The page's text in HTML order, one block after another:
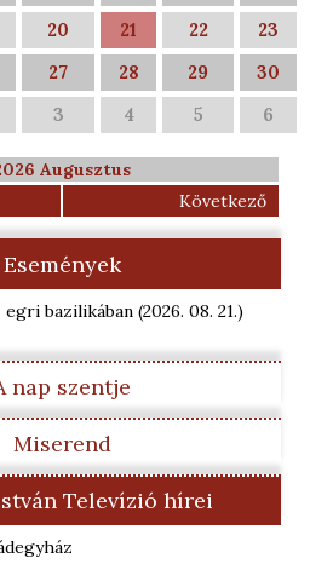
20 21 22
23
27 28 29
30
3 4 5 6
Augusztus
Következő
Események
egri bazilikában (2026. 08. 21.)
nap szentje
Miserend
Televízió hírei